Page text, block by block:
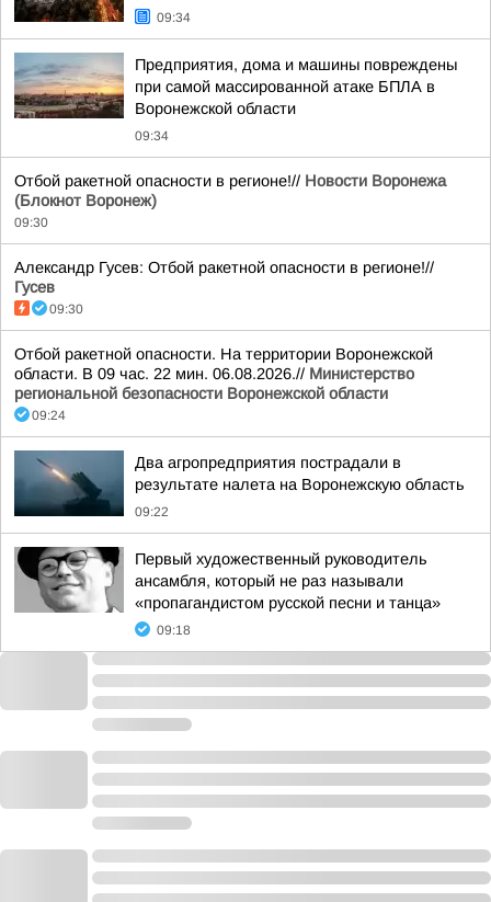
09:34
Предприятия, дома и машины повреждены
при самой массированной атаке БПЛА в
Воронежской области
09:34
Отбой ракетной опасности в регионе!// Новости Воронежа
(Блокнот Воронеж)
09:30
Александр Гусев: Отбой ракетной опасности в регионе!//
Гусев
09:30
Отбой ракетной опасности. На территории Воронежской
области. В 09 час. 22 мин. 06.08.2026.// Министерство
региональной безопасности Воронежской области
09:24
Два агропредприятия пострадали в
результате налета на Воронежскую область
09:22
Первый художественный руководитель
ансамбля, который не раз называли
«пропагандистом русской песни и танца»
09:18